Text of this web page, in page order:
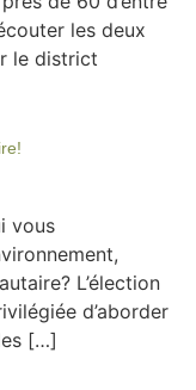
les deux
le district
vous
L’élection
d’aborder
[…]